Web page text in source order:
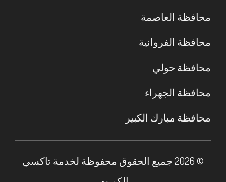
محافظة العاصمة
محافظة الفروانية
محافظة حولي
محافظة الجهراء
محافظة مبارك الكبير
© 2026 جميع الحقوق محفوظة لخدمة تاكسي